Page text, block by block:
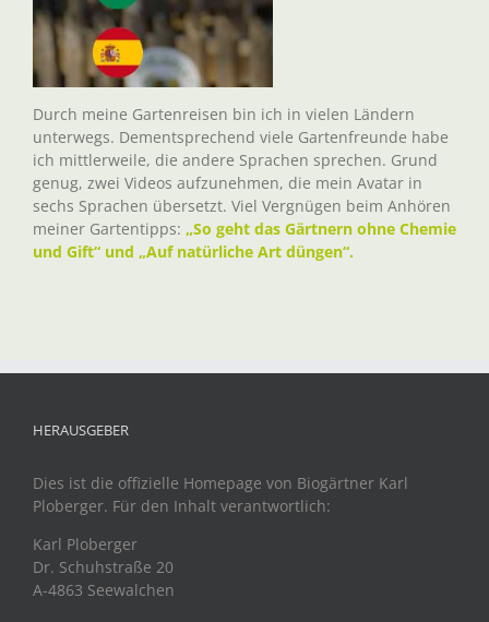
Durch meine Gartenreisen bin ich in vielen Ländern
unterwegs. Dementsprechend viele Gartenfreunde habe
ich mittlerweile, die andere Sprachen sprechen. Grund
genug, zwei Videos aufzunehmen, die mein Avatar in
sechs Sprachen übersetzt. Viel Vergnügen beim Anhören
meiner Gartentipps: „So geht das Gärtnern ohne Chemie
und Gift“ und „Auf natürliche Art düngen“.
HERAUSGEBER
Dies ist die offizielle Homepage von Biogärtner Karl
Ploberger. Für den Inhalt verantwortlich:
Karl Ploberger
Dr. Schuhstraße 20
A-4863 Seewalchen